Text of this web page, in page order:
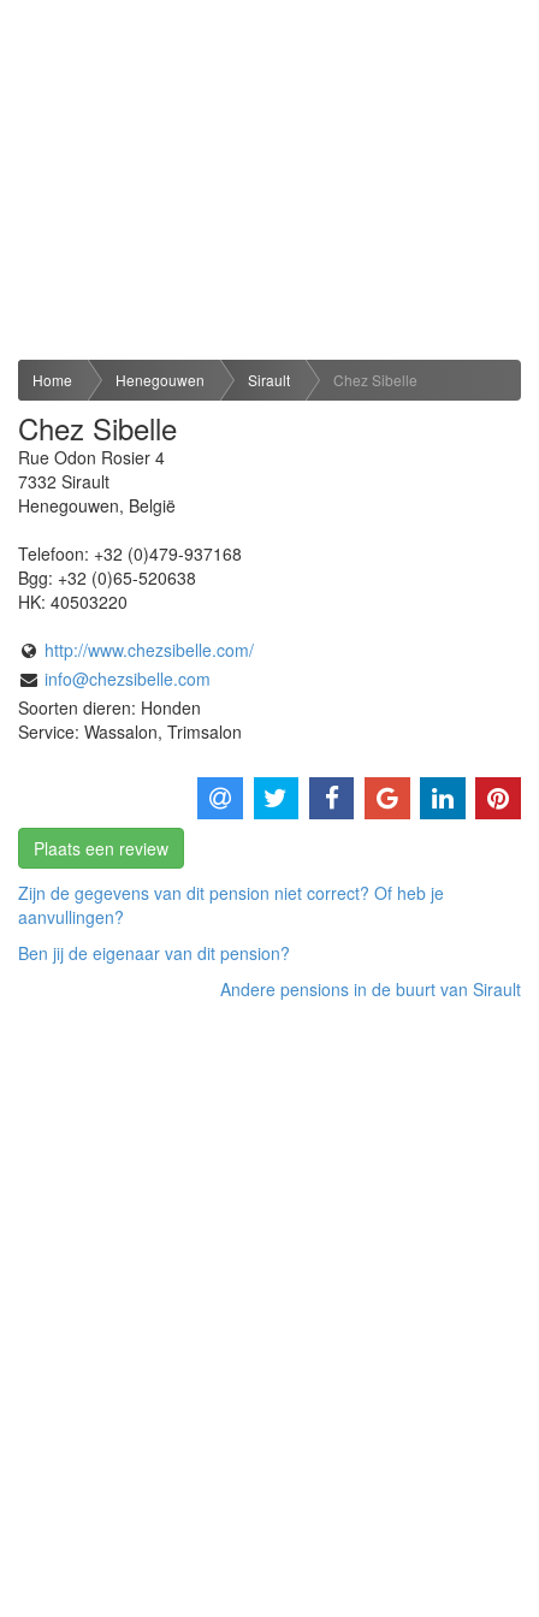
Home Henegouwen Sirault Chez Sibelle
Chez Sibelle
Rue Odon Rosier 4
7332 Sirault
Henegouwen, België
Telefoon: +32 (0)479-937168
Bgg: +32 (0)65-520638
HK: 40503220
http://www.chezsibelle.com/
info@chezsibelle.com
Soorten dieren: Honden
Service: Wassalon, Trimsalon
Plaats een review
Zijn de gegevens van dit pension niet correct? Of heb je
aanvullingen?
Ben jij de eigenaar van dit pension?
Andere pensions in de buurt van Sirault